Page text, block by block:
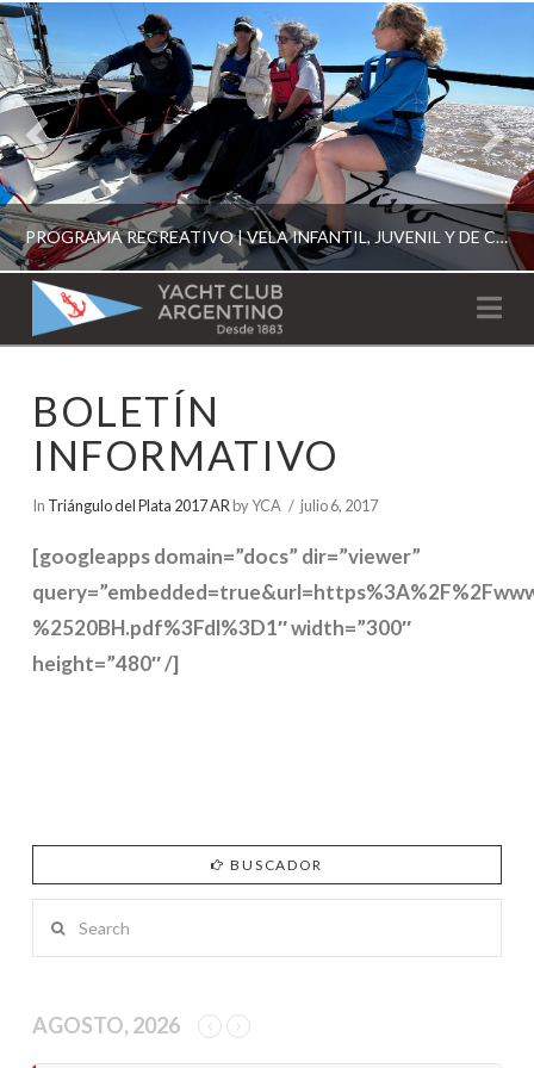
PROGRAMA RECREATIVO | VELA INFANTIL, JUVENIL Y DE CRUCERO 2026
ESCUELA RECREATIVA 2026
YACHT
CLUB
ARGENTINO
BOLETÍN
INFORMATIVO
In Triángulo del Plata 2017 AR by YCA julio 6, 2017
[googleapps domain=”docs” dir=”viewer”
%2520BH.pdf%3Fdl%3D1″ width=”300″
height=”480″ /]
BUSCADOR
AGOSTO, 2026